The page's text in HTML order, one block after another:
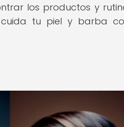
los productos y
cuida tu piel y barba